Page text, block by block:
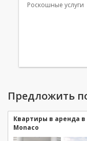
Роскошные услуги
Предложить
Квартиры в аренда в
Monaco